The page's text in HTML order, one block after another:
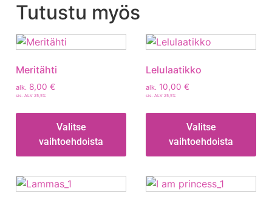
Tutustu myös
Meritähti
alk. 8,00 €
sis. ALV 25,5%
Valitse
vaihtoehdoista
Lelulaatikko
alk. 10,00 €
sis. ALV 25,5%
Valitse
vaihtoehdoista